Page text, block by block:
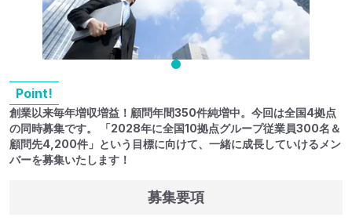
Point!
創業以来毎年増収増益！顧問年間350件純増中。今回は全国4拠点
の同時募集です。 「2028年に全国10拠点グループ従業員300名＆
顧問先4,200件」という目標に向けて、一緒に成長していけるメン
バーを募集いたします！
募集要項